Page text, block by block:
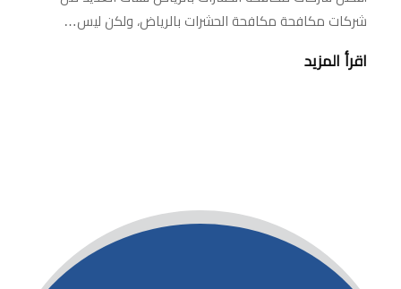
شركات مكافحة مكافحة الحشرات بالرياض، ولكن ليس…
اقرأ المزيد